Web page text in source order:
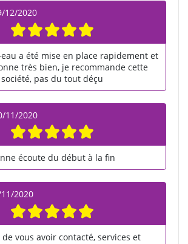
12/2020
a été mise en place rapidement et
très bien, je recommande cette
société, pas du tout déçu
11/2020
écoute du début à la fin
2020
de vous avoir contacté, services et